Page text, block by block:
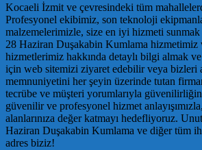
Kocaeli İzmit ve çevresindeki tüm
Profesyonel ekibimiz, son teknoloji
malzemelerimizle, size en iyi hizmeti sunmak
28 Haziran Duşakabin Kumlama hizmetimiz
hizmetlerimiz hakkında detaylı bilgi almak
için web sitemizi ziyaret edebilir veya bizleri
memnuniyetini her şeyin üzerinde tutan
tecrübe ve müşteri yorumlarıyla güvenilirliğini
güvenilir ve profesyonel hizmet
alanlarınıza değer katmayı hedefliyoruz.
Haziran Duşakabin Kumlama ve diğer tüm
adres biziz!